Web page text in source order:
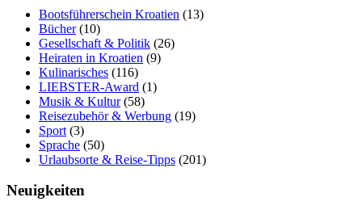
Bootsführerschein Kroatien (13)
Bücher(10)
Gesellschaft & Politik (26)
Heiraten in Kroatien (9)
Kulinarisches (116)
LIEBSTER-Award (1)
Musik & Kultur(58)
Reisezubehör & Werbung (19)
Sport (3)
Sprache (50)
Urlaubsorte & Reise-Tipps (201)
Neuigkeiten